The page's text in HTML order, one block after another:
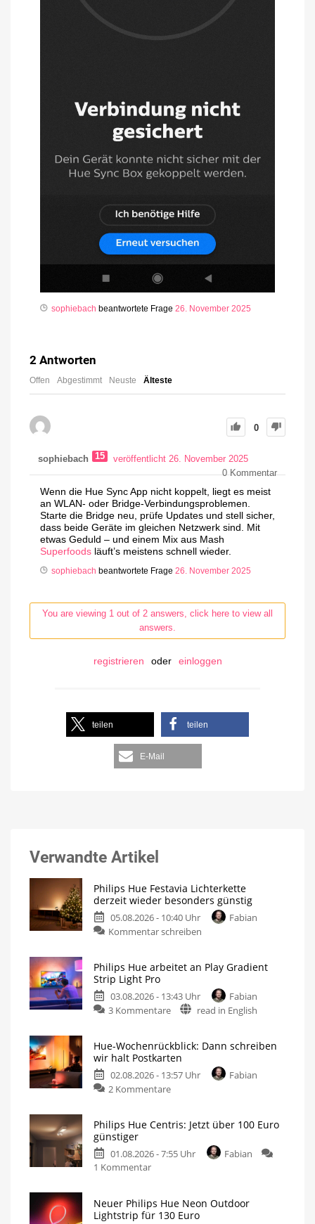
sophiebach beantwortete Frage 26. November 2025
2 Antworten
Offen Abgestimmt Neuste Älteste
0
sophiebach 15
veröffentlicht 26. November 2025
0Kommentar
Wenn die Hue Sync App nicht koppelt, liegt es meist
an WLAN- oder Bridge-Verbindungsproblemen.
Starte die Bridge neu, prüfe Updates und stell sicher,
dass beide Geräte im gleichen Netzwerk sind. Mit
etwas Geduld – und einem Mix aus Mash
Superfoods läuft’s meistens schnell wieder.
sophiebach beantwortete Frage 26. November 2025
You are viewing 1 out of 2 answers, click here to view all
answers.
registrieren oder einloggen
teilen teilen
E-Mail
Verwandte Artikel
Philips Hue Festavia Lichterkette
derzeit wieder besonders günstig
05.08.2026 - 10:40 Uhr
Fabian
Kommentar schreiben
Philips Hue arbeitet an Play Gradient
Strip Light Pro
03.08.2026 - 13:43 Uhr
Fabian
3 Kommentare
read in English
Hue-Wochenrückblick: Dann schreiben
wir halt Postkarten
02.08.2026 - 13:57 Uhr
Fabian
2 Kommentare
Philips Hue Centris: Jetzt über 100 Euro
günstiger
01.08.2026 - 7:55 Uhr
Fabian
1 Kommentar
Neuer Philips Hue Neon Outdoor
Lightstrip für 130 Euro